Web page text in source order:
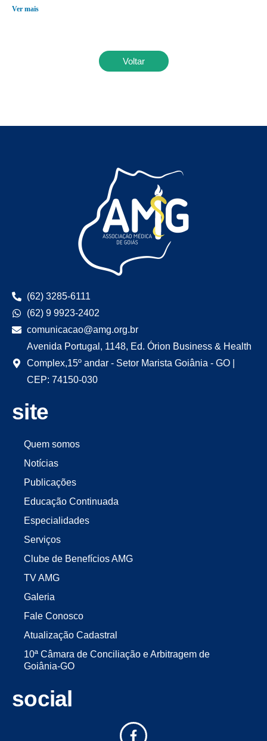
Ver mais
Voltar
(62) 3285-6111
(62) 9 9923-2402
comunicacao@amg.org.br
Avenida Portugal, 1148, Ed. Órion Business & Health
Complex,15º andar - Setor Marista Goiânia - GO |
CEP: 74150-030
site
Quem somos
Notícias
Publicações
Educação Continuada
Especialidades
Serviços
Clube de Benefícios AMG
TV AMG
Galeria
Fale Conosco
Atualização Cadastral
10ª Câmara de Conciliação e Arbitragem de
Goiânia-GO
social